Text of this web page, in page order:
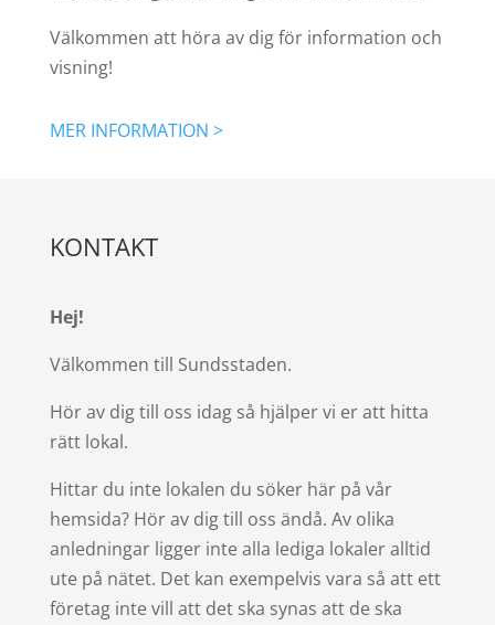
Välkommen att höra av dig för information och
visning!
MER INFORMATION >
KONTAKT
Hej!
Välkommen till Sundsstaden.
Hör av dig till oss idag så hjälper vi er att hitta
rätt lokal.
Hittar du inte lokalen du söker här på vår
hemsida? Hör av dig till oss ändå. Av olika
anledningar ligger inte alla lediga lokaler alltid
ute på nätet. Det kan exempelvis vara så att ett
företag inte vill att det ska synas att de ska